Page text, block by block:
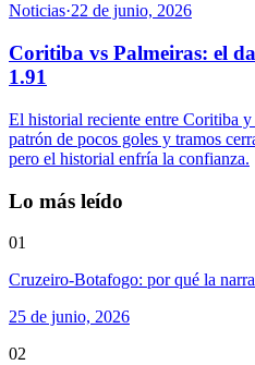
Noticias·22 de junio, 2026
Coritiba vs Palmeiras: el
1.91
El historial reciente entre Coritiba
patrón de pocos goles y tramos
pero el historial enfría la confianza.
Lo más leído
01
Cruzeiro-Botafogo: por qué la
25 de junio, 2026
02